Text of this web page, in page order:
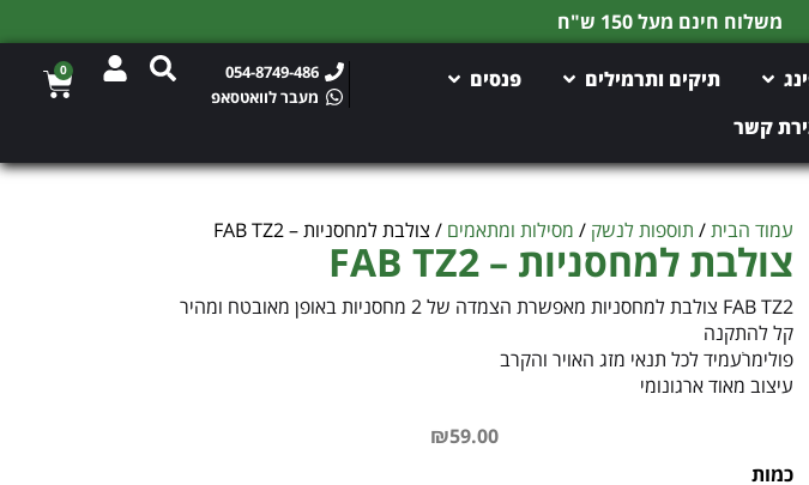
ש"ח
תיקים ותרמילים
פנסים
קשר
054-8749-486
מעבר לוואטסאפ
0
עמוד הבית/ תוספות לנשק / מסילות ומתאמים / צולבת למחסניות – FAB TZ2
צולבת למחסניות – FAB TZ2
FAB TZ2 צולבת למחסניות מאפשרת הצמדה של 2 מחסניות באופן מאובטח ומהיר
קל להתקנה
פולימרֺעמיד לכל תנאי מזג האויר והקרב
עיצוב מאוד ארגונומי
₪59.00